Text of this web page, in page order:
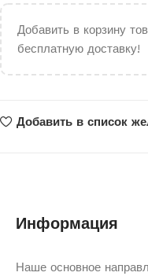
Добавить в корзину
бесплатную доставку!
Добавить в список
Информация
Наше основное